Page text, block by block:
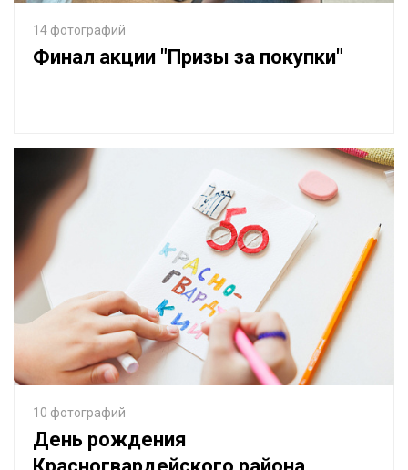
14 фотографий
Финал акции "Призы за покупки"
10 фотографий
День рождения